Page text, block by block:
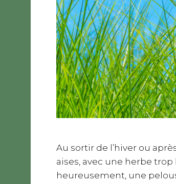
Au sortir de l’hiver ou
aises, avec une herbe
heureusement, une